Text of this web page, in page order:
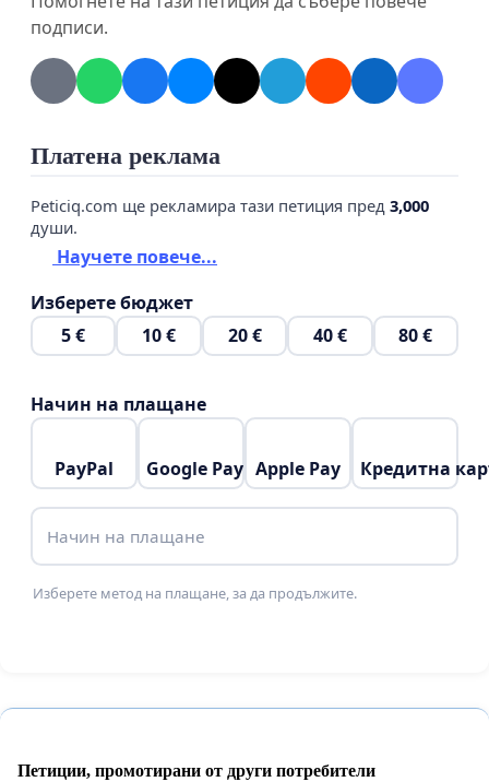
архитектурен паметник и ще дадат шанс и на
бъдещите поколения да се гордеят с
българското културно наследство! Подкрепете
ни!
Клуб по роботика към 55.СУ „Петко
Каравелов“
подписи.
Платена реклама
Peticiq.com ще рекламира тази петиция пред 3,000
души.
Научете повече...
Изберете бюджет
5 €
10 € 20 € 40 € 80 €
Начин на плащане
PayPal Google Pay Apple Pay Кредитна
Начин на плащане
Изберете метод на плащане, за да продължите.
Петиции, промотирани от други потребители